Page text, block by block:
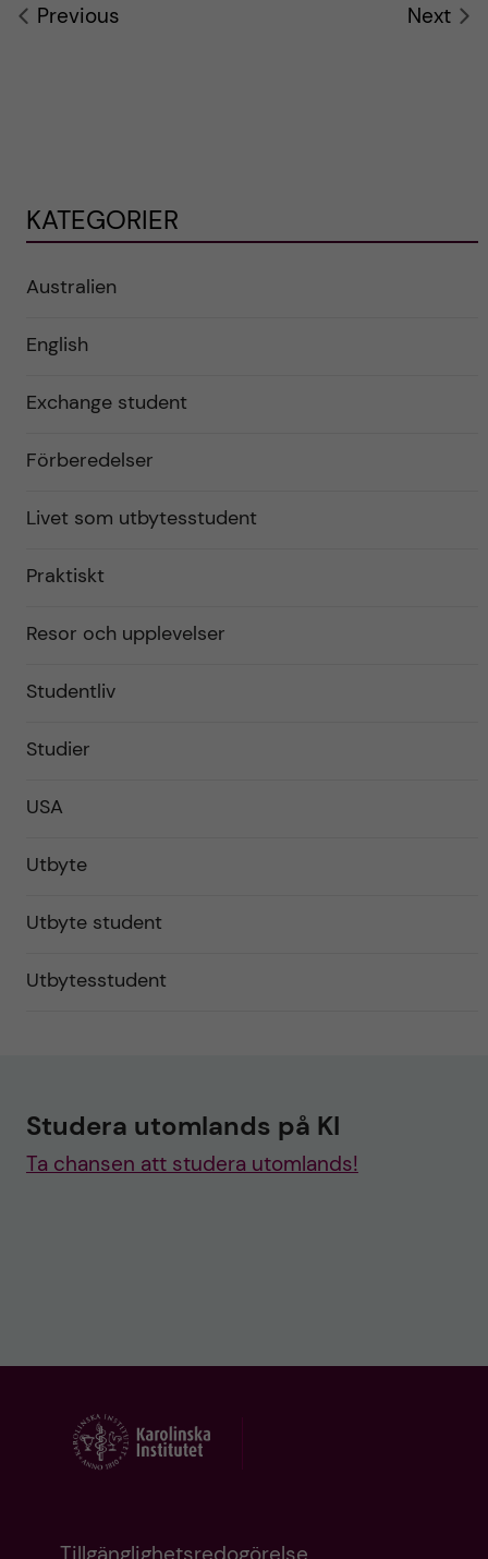
Previous Next
KATEGORIER
Australien
English
Exchange student
Förberedelser
Livet som utbytesstudent
Praktiskt
Resor och upplevelser
Studentliv
Studier
USA
Utbyte
Utbyte student
Utbytesstudent
Studera utomlands på KI
Ta chansen att studera utomlands!